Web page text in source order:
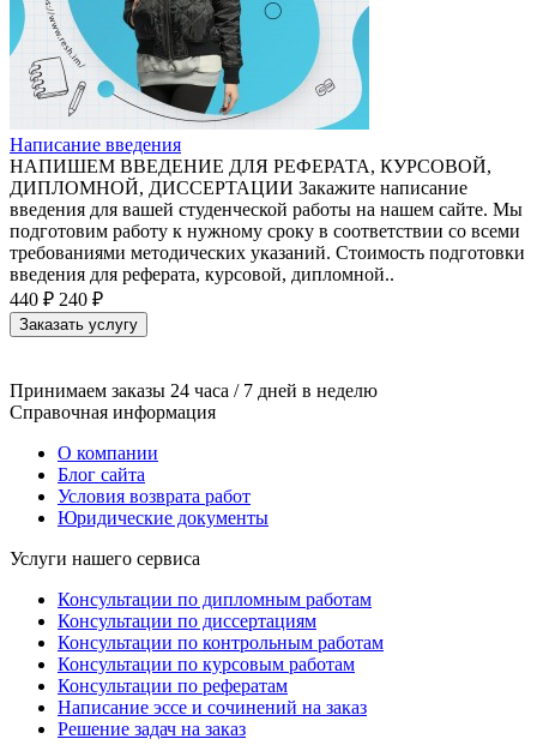
Написание введения
НАПИШЕМ ВВЕДЕНИЕ ДЛЯ РЕФЕРАТА, КУРСОВОЙ,
ДИПЛОМНОЙ, ДИССЕРТАЦИИ Закажите написание
введения для вашей студенческой работы на нашем сайте. Мы
подготовим работу к нужному сроку в соответствии со всеми
требованиями методических указаний. Стоимость подготовки
введения для реферата, курсовой, дипломной..
440 ₽ 240 ₽
Заказать услугу
Принимаем заказы 24 часа / 7 дней в неделю
Справочная информация
О компании
Блог сайта
Условия возврата работ
Юридические документы
Услуги нашего сервиса
Консультации по дипломным работам
Консультации по диссертациям
Консультации по контрольным работам
Консультации по курсовым работам
Консультации по рефератам
Написание эссе и сочинений на заказ
Решение задач на заказ